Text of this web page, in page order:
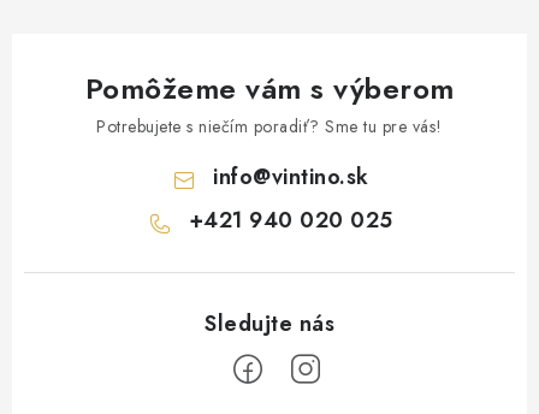
Pomôžeme vám s výberom
Potrebujete s niečím poradiť? Sme tu pre vás!
info@vintino.sk
+421 940 020 025